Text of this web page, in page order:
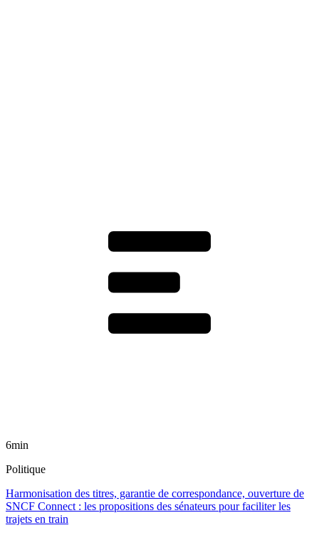
6min
Politique
Harmonisation des titres, garantie de correspondance, ouverture de
SNCF Connect : les propositions des sénateurs pour faciliter les
trajets en train